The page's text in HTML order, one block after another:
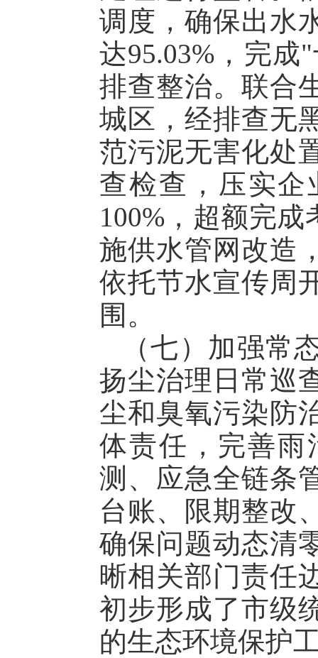
调度，确保出水
达95.03%，完
排查整治。联合
城区，经排查无
范污泥无害化处
查检查，压实企
100%，超额完
施供水管网改造
依托节水宣传周
围。
（七）加强常
扬尘治理日常巡
尘和臭氧污染防
体责任，完善雨
测、应急全链条
台账、限期整改
确保问题动态清
晰相关部门责任
初步形成了市级
的生态环境保护